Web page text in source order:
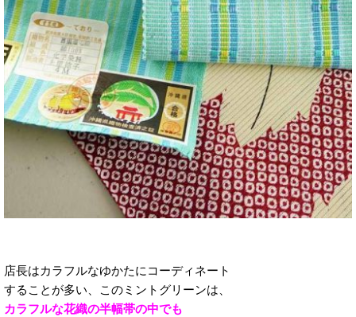
店長はカラフルなゆかたにコーディネート
することが多い、このミントグリーンは、
カラフルな花織の半幅帯の中でも